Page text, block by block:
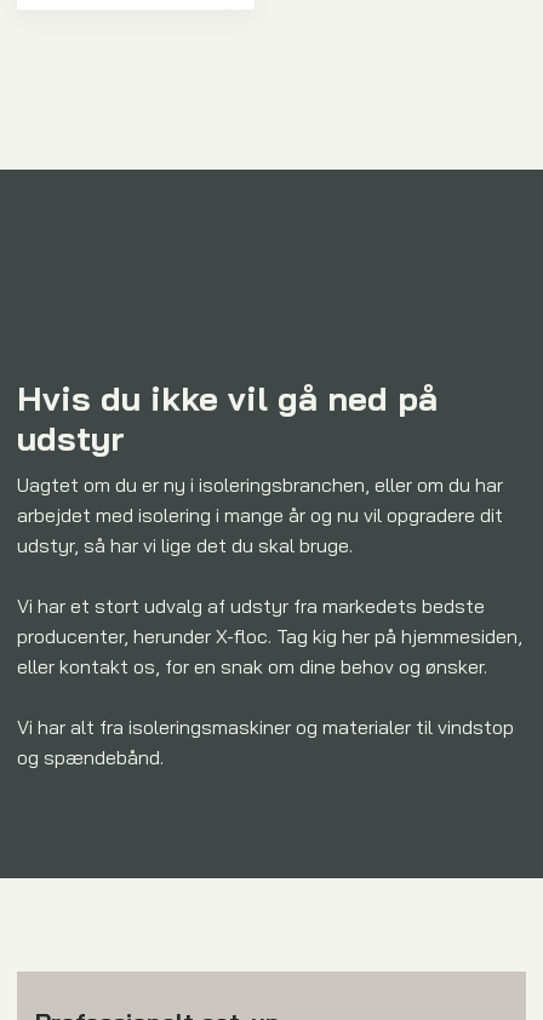
Hvis du ikke vil gå ned på
udstyr
​Uagtet om du er ny i isoleringsbranchen, eller om du har
arbejdet med isolering i mange år og nu vil opgradere dit
udstyr, så har vi lige det du skal bruge.
Vi har et stort udvalg af udstyr fra markedets bedste
producenter, herunder X-floc. Tag kig her på hjemmesiden,
eller kontakt os, for en snak om dine behov og ønsker.
Vi har alt fra isoleringsmaskiner og materialer til vindstop
og spændebånd.